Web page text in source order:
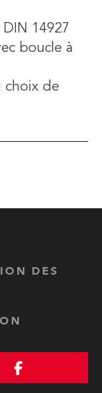
14927
boucle à
choix de
DES